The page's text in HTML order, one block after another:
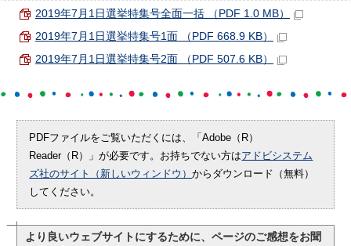
2019年7月1日選挙特集号全面一括 （PDF 1.0 MB）
2019年7月1日選挙特集号1面 （PDF 668.9 KB）
2019年7月1日選挙特集号2面 （PDF 507.6 KB）
PDFファイルをご覧いただくには、「Adobe（R）
Reader（R）」が必要です。お持ちでない方はアドビシステム
ズ社のサイト（新しいウィンドウ）からダウンロード（無料）
してください。
より良いウェブサイトにするために、ページのご感想をお聞